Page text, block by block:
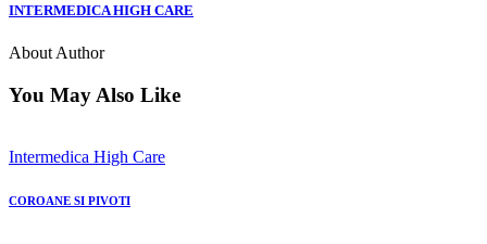
INTERMEDICA HIGH CARE
About Author
You May Also Like
Intermedica High Care
COROANE SI PIVOTI